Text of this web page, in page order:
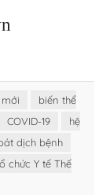
biến thể
COVID-19
hệ
dịch bệnh
chức Y tế Thế